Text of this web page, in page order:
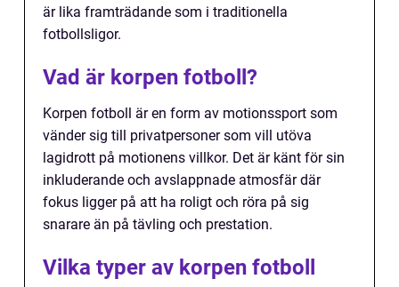
är lika framträdande som i traditionella
fotbollsligor.
Vad är korpen fotboll?
Korpen fotboll är en form av motionssport som
vänder sig till privatpersoner som vill utöva
lagidrott på motionens villkor. Det är känt för sin
inkluderande och avslappnade atmosfär där
fokus ligger på att ha roligt och röra på sig
snarare än på tävling och prestation.
Vilka typer av korpen fotboll